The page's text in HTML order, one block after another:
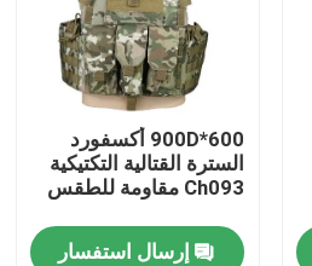
600*900D أكسفورد
السترة القتالية التكتيكية
Ch093 مقاومة للطقس
إرسال استفسار